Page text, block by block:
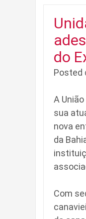
do
Posted
A
sua
nova
da
Com